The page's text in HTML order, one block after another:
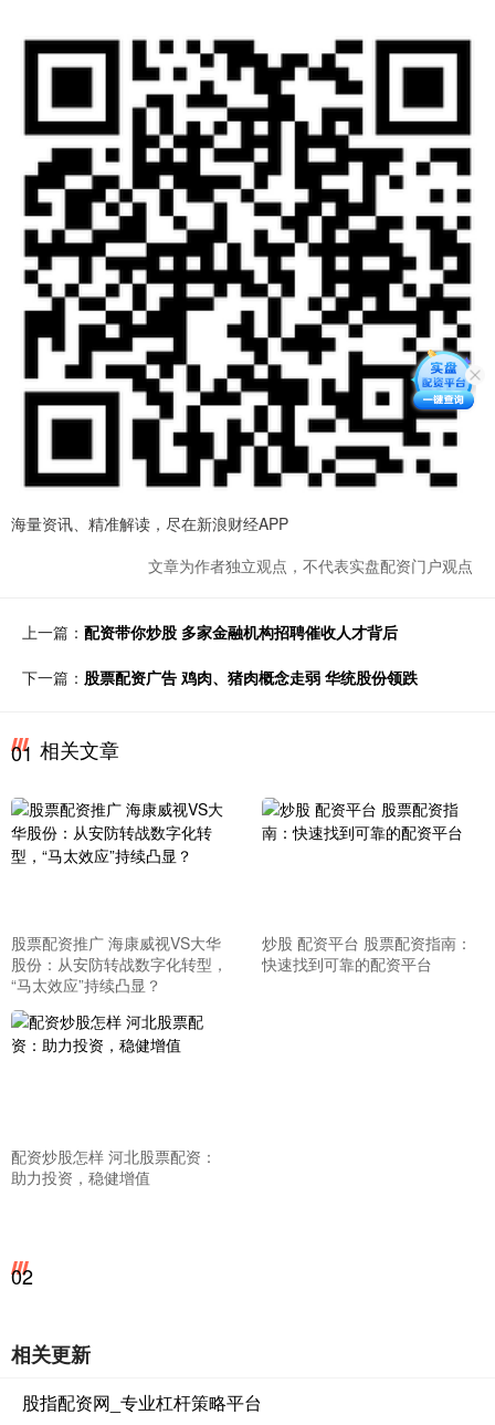
海量资讯、精准解读，尽在新浪财经APP
文章为作者独立观点，不代表实盘配资门户观点
上一篇： 配资带你炒股 多家金融机构招聘催收人才背后
下一篇： 股票配资广告 鸡肉、猪肉概念走弱 华统股份领跌
01 相关文章
股票配资推广 海康威视VS大华
股份：从安防转战数字化转型，
“马太效应”持续凸显？
炒股 配资平台 股票配资指南：
快速找到可靠的配资平台
配资炒股怎样 河北股票配资：
助力投资，稳健增值
02
相关更新
股指配资网_专业杠杆策略平台